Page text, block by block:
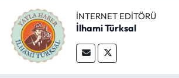
İNTERNET EDITÖRÜ
İlhami Türksal